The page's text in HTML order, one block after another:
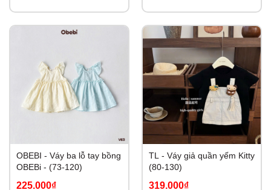
OBEBI - Váy ba lỗ tay bồng
OBEBi - (73-120)
225.000₫
TL - Váy giả quần yếm Kitty
(80-130)
319.000₫